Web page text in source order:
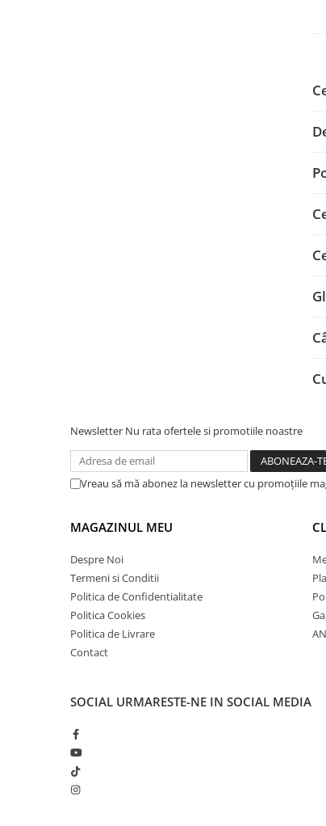
Newsletter Nu rata ofertele si promotiile noastre
Vreau să mă abonez la newsletter cu promoțiile
MAGAZINUL MEU
Despre Noi
Termeni si Conditii
Politica de Confidentialitate
Politica Cookies
Politica de Livrare
Contact
SOCIAL URMARESTE-NE IN SOCIAL MEDIA